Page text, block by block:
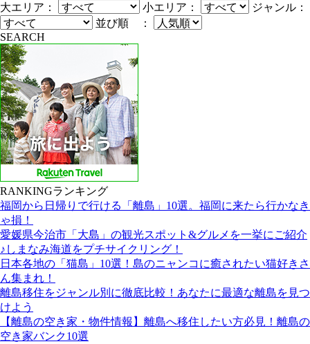
大エリア：
小エリア：
ジャンル：
並び順 ：
SEARCH
RANKINGランキング
福岡から日帰りで行ける「離島」10選。福岡に来たら行かなき
ゃ損！
愛媛県今治市「大島」の観光スポット&グルメを一挙にご紹介
♪しまなみ海道をプチサイクリング！
日本各地の「猫島」10選！島のニャンコに癒されたい猫好きさ
ん集まれ！
離島移住をジャンル別に徹底比較！あなたに最適な離島を見つ
けよう
【離島の空き家・物件情報】離島へ移住したい方必見！離島の
空き家バンク10選